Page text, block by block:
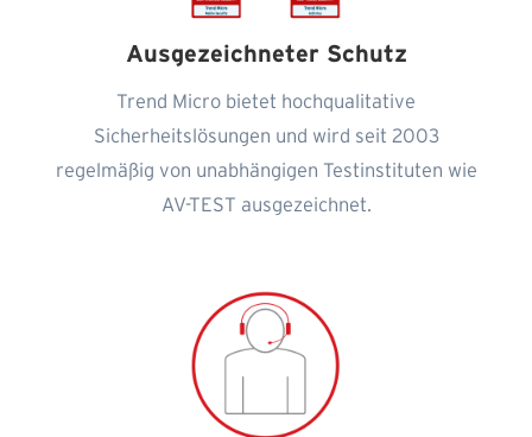
Ausgezeichneter Schutz
Trend Micro bietet hochqualitative
Sicherheitslösungen und wird seit 2003
regelmäßig von unabhängigen Testinstituten wie
AV-TEST ausgezeichnet.